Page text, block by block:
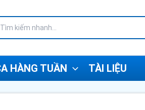
HÀNG TUẦN TÀI LIỆU